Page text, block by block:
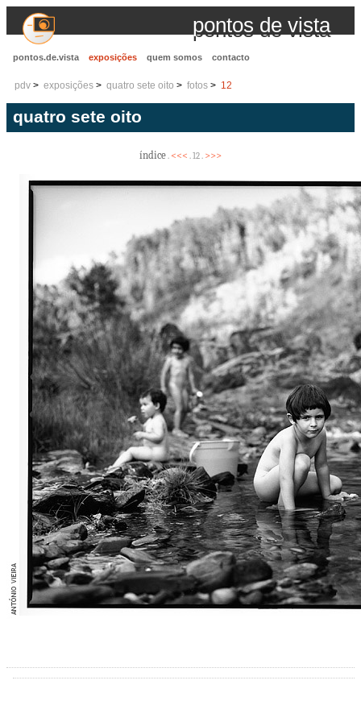
pontos de vista
pontos.de.vista exposições quem somos contacto
pdv exposições quatro sete oito fotos 12
quatro sete oito
índice. <<< . 12 . >>>